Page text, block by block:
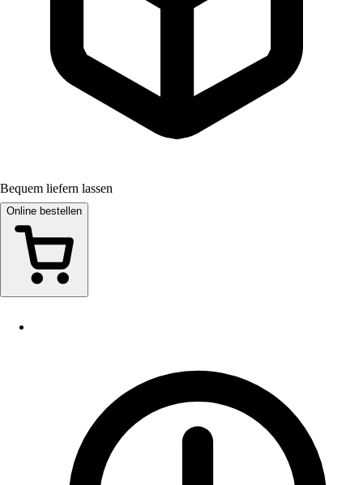
Bequem liefern lassen
Online bestellen